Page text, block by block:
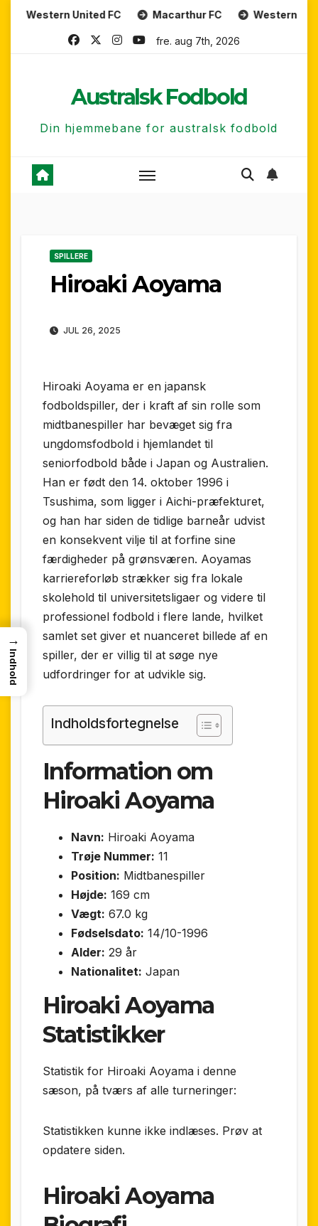
United FC Macarthur FC Western Sydney
fre. aug 7th, 2026
Australsk Fodbold
Din hjemmebane for australsk fodbold
SPILLERE
Hiroaki Aoyama
JUL 26, 2025
Hiroaki Aoyama er en japansk
fodboldspiller, der i kraft af sin rolle som
midtbanespiller har bevæget sig fra
ungdomsfodbold i hjemlandet til
seniorfodbold både i Japan og Australien.
Han er født den 14. oktober 1996 i
Tsushima, som ligger i Aichi-præfekturet,
og han har siden de tidlige barneår udvist
en konsekvent vilje til at forfine sine
færdigheder på grønsværen. Aoyamas
karriereforløb strækker sig fra lokale
skolehold til universitetsligaer og videre til
professionel fodbold i flere lande, hvilket
samlet set giver et nuanceret billede af en
spiller, der er villig til at søge nye
udfordringer for at udvikle sig.
Indholdsfortegnelse
Information om
Hiroaki Aoyama
Navn: Hiroaki Aoyama
Trøje Nummer: 11
Position: Midtbanespiller
Højde: 169 cm
Vægt: 67.0 kg
Fødselsdato: 14/10-1996
Alder: 29 år
Nationalitet: Japan
Hiroaki Aoyama
Statistikker
Statistik for Hiroaki Aoyama i denne
sæson, på tværs af alle turneringer:
Statistikken kunne ikke indlæses. Prøv at
opdatere siden.
Hiroaki Aoyama
→
Indhold